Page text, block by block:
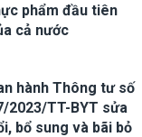
phẩm đầu tiên
cả nước
hành Thông tư số
2023/TT-BYT sửa
bổ sung và bãi bỏ